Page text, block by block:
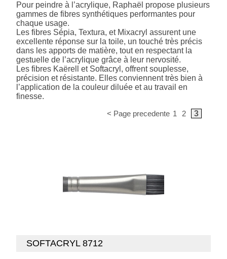
Pour peindre à l’acrylique, Raphaël propose plusieurs
gammes de fibres synthétiques performantes pour
chaque usage.
Les fibres Sépia, Textura, et Mixacryl assurent une
excellente réponse sur la toile, un touché très précis
dans les apports de matière, tout en respectant la
gestuelle de l’acrylique grâce à leur nervosité.
Les fibres Kaërell et Softacryl, offrent souplesse,
précision et résistante. Elles conviennent très bien à
l’application de la couleur diluée et au travail en
finesse.
< Page precedente 1 2 3
SOFTACRYL 8712